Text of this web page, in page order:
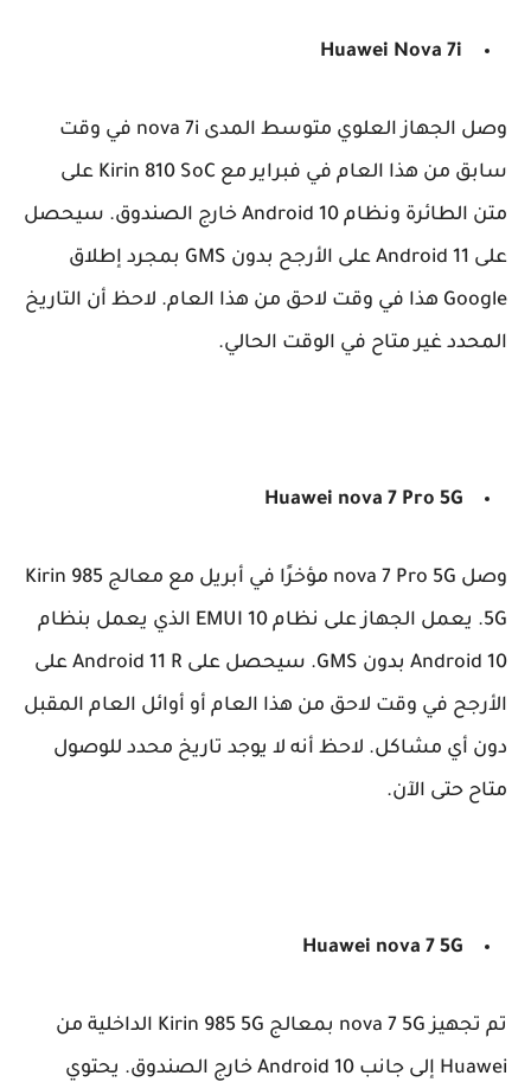
Huawei Nova 7i
وصل الجهاز العلوي متوسط ​​المدى nova 7i في وقت
سابق من هذا العام في فبراير مع Kirin 810 SoC على
متن الطائرة ونظام Android 10 خارج الصندوق. سيحصل
على Android 11 على الأرجح بدون GMS بمجرد إطلاق
Google هذا في وقت لاحق من هذا العام. لاحظ أن التاريخ
المحدد غير متاح في الوقت الحالي.
Huawei nova 7 Pro 5G
وصل nova 7 Pro 5G مؤخرًا في أبريل مع معالج Kirin 985
5G. يعمل الجهاز على نظام EMUI 10 الذي يعمل بنظام
Android 10 بدون GMS. سيحصل على Android 11 R على
الأرجح في وقت لاحق من هذا العام أو أوائل العام المقبل
دون أي مشاكل. لاحظ أنه لا يوجد تاريخ محدد للوصول
متاح حتى الآن.
Huawei nova 7 5G
تم تجهيز nova 7 5G بمعالج Kirin 985 5G الداخلية من
Huawei إلى جانب Android 10 خارج الصندوق. يحتوي